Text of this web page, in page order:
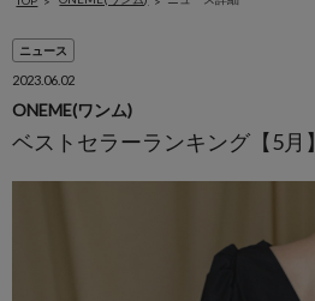
ニュース
2023.06.02
ONEME(ワンム)
ベストセラーランキング【5月】